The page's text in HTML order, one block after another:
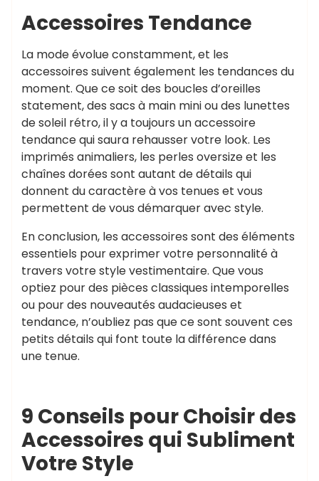
Accessoires Tendance
La mode évolue constamment, et les
accessoires suivent également les tendances du
moment. Que ce soit des boucles d’oreilles
statement, des sacs à main mini ou des lunettes
de soleil rétro, il y a toujours un accessoire
tendance qui saura rehausser votre look. Les
imprimés animaliers, les perles oversize et les
chaînes dorées sont autant de détails qui
donnent du caractère à vos tenues et vous
permettent de vous démarquer avec style.
En conclusion, les accessoires sont des éléments
essentiels pour exprimer votre personnalité à
travers votre style vestimentaire. Que vous
optiez pour des pièces classiques intemporelles
ou pour des nouveautés audacieuses et
tendance, n’oubliez pas que ce sont souvent ces
petits détails qui font toute la différence dans
une tenue.
9 Conseils pour Choisir des
Accessoires qui Subliment
Votre Style